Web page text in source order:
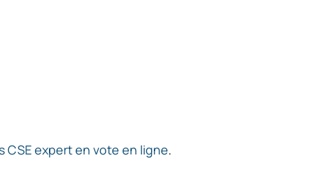
CSE expert en vote en ligne.